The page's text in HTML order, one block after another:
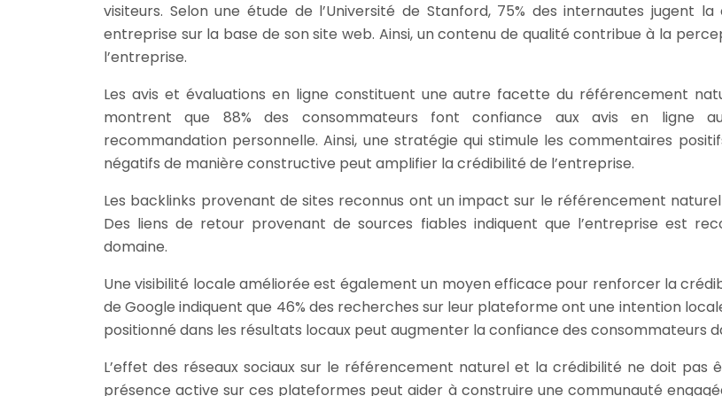
visiteurs. Selon une étude de l’Université de Stanford, 75% des internautes jugent la
entreprise sur la base de son site web. Ainsi, un contenu de qualité contribue à la
l’entreprise.
Les avis et évaluations en ligne constituent une autre facette du référencement
montrent que 88% des consommateurs font confiance aux avis en ligne
recommandation personnelle. Ainsi, une stratégie qui stimule les commentaires
négatifs de manière constructive peut amplifier la crédibilité de l’entreprise.
Les backlinks provenant de sites reconnus ont un impact sur le référencement
Des liens de retour provenant de sources fiables indiquent que l’entreprise est
domaine.
Une visibilité locale améliorée est également un moyen efficace pour renforcer la
de Google indiquent que 46% des recherches sur leur plateforme ont une intention
positionné dans les résultats locaux peut augmenter la confiance des consommateurs
L’effet des réseaux sociaux sur le référencement naturel et la crédibilité ne doit pas
présence active sur ces plateformes peut aider à construire une communauté